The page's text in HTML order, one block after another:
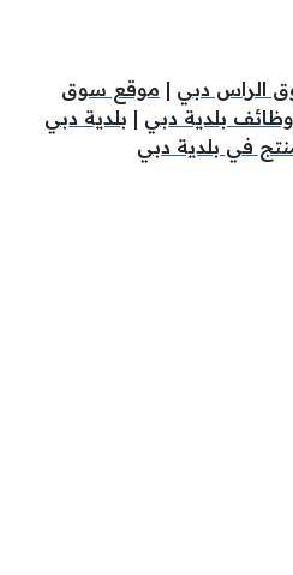
الراس دبي | موقع سوق
بلدية دبي | بلدية دبي
في بلدية دبي